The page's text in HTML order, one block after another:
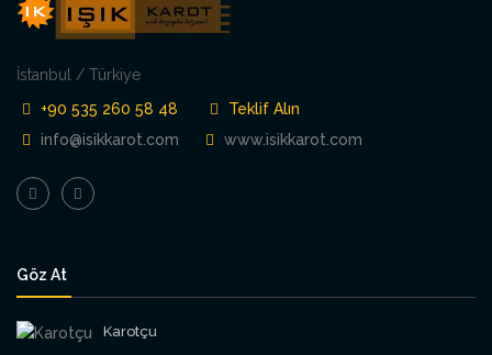
İstanbul / Türkiye
+90 535 260 58 48
Teklif Alın
info@isikkarot.com
www.isikkarot.com
Göz At
Karotçu